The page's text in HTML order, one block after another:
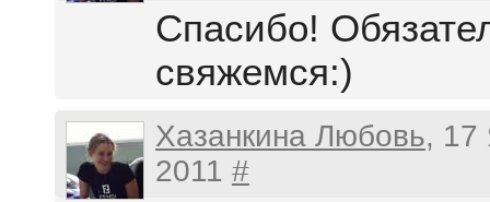
Спасибо!
свяжемся:)
Хазанкина Любовь, 17
2011 #